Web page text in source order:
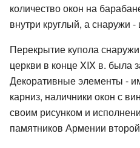
количество окон на
внутри круглый, а снаружи
Перекрытие купола
церкви в конце XIX в. была
Декоративные элементы -
карниз, наличники окон с
своим рисунком и
памятников Армении